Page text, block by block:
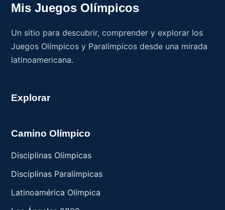
Mis Juegos Olímpicos
Un sitio para descubrir, comprender y explorar los
Juegos Olímpicos y Paralímpicos desde una mirada
latinoamericana.
Explorar
Camino Olímpico
Disciplinas Olímpicas
Disciplinas Paralímpicas
Latinoamérica Olímpica